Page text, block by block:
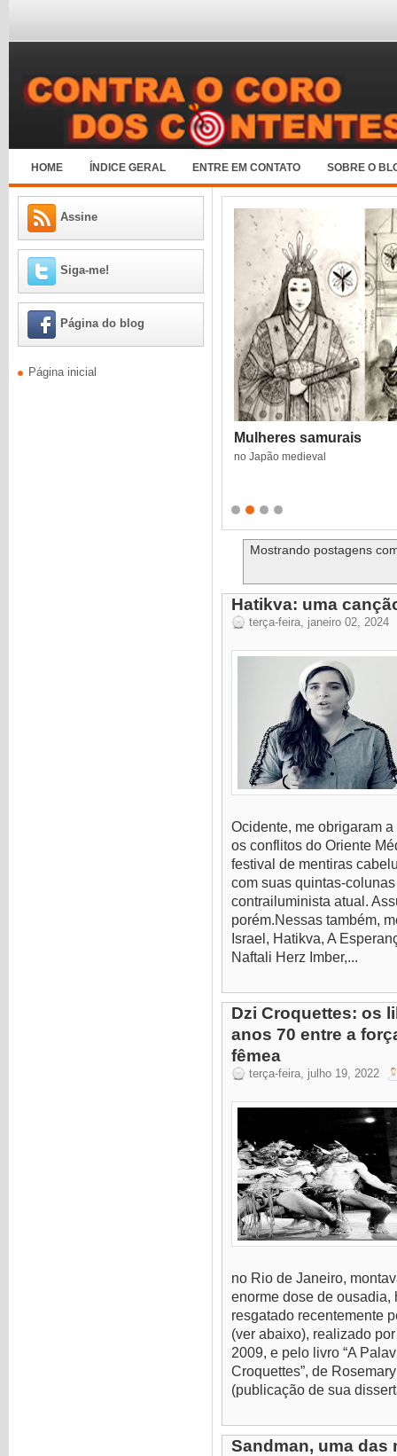
HOME ÍNDICE GERAL ENTRE EM CONTATO SOBRE O
Assine
Siga-me!
Página do blog
Página inicial
Mulheres samurais
no Japão medieval
Mostrando postagens
Hatikva: uma
terça-feira, janeiro 02, 2024
Ocidente, me obrigaram
os conflitos do Oriente
festival de mentiras
com suas quintas-
contrailuminista atual.
porém.Nessas também,
Israel, Hatikva, A
Naftali Herz Imber,...
Dzi Croquettes: os
anos 70 entre a
fêmea
terça-feira, julho 19, 2022
no Rio de Janeiro,
enorme dose de ousadia,
resgatado recentemente
(ver abaixo), realizado
2009, e pelo livro “A
Croquettes”, de
(publicação de sua
Sandman, uma das